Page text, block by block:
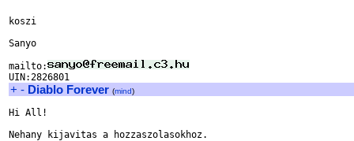
koszi
Sanyo
mailto:
+ - Diablo Forever (mind)
Hi All!
Nehany kijavitas a hozzaszolasokhoz.